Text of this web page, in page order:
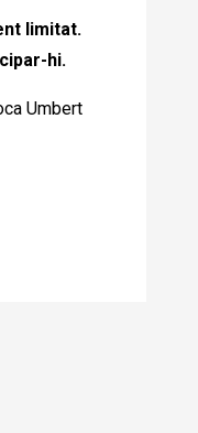
limitat.
hi.
Umbert